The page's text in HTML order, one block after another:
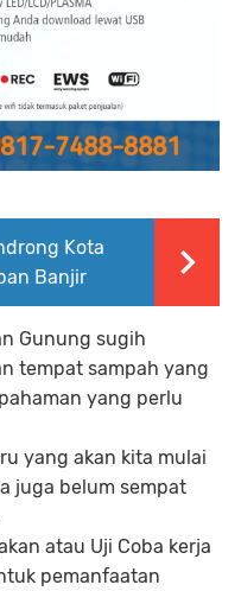
Kota
Banjir
Gunung sugih
tempat sampah yang
yang perlu
yang akan kita mulai
juga belum sempat
atau Uji Coba kerja
pemanfaatan